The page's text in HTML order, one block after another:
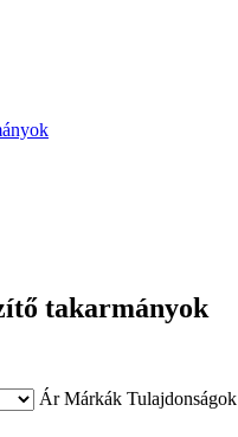
takarmányok
Ár Márkák Tulajdonságok